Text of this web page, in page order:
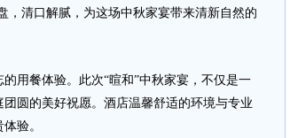
清口解腻，为这场中秋家宴带来清新自然的
餐体验。此次“暄和”中秋家宴，不仅是一
圆的美好祝愿。酒店温馨舒适的环境与专业
验。